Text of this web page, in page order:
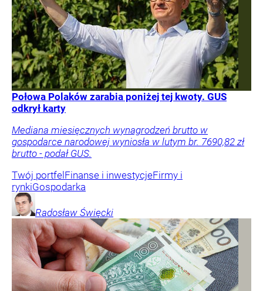
Połowa Polaków zarabia poniżej tej kwoty. GUS
odkrył karty
Mediana miesięcznych wynagrodzeń brutto w
gospodarce narodowej wyniosła w lutym br. 7690,82 zł
brutto - podał GUS.
Twój portfelFinanse i inwestycjeFirmy i
rynkiGospodarka
Radosław Święcki